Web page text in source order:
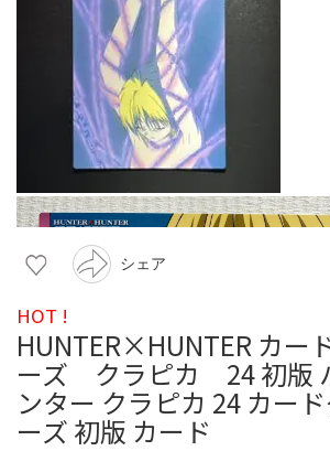
シェア
HOT !
HUNTER×HUNTER カー
ーズ クラピカ 24 初版
ンター クラピカ 24 カー
ーズ 初版 カード